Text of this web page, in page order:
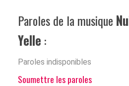
Paroles de la musique
Yelle :
Paroles indisponibles
Soumettre les paroles